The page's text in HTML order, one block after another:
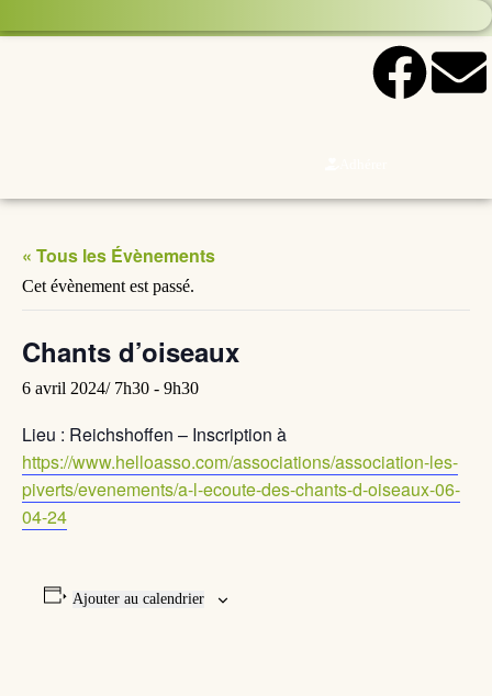
« Tous les Évènements
Cet évènement est passé.
Chants d’oiseaux
6 avril 2024/ 7h30 - 9h30
Lieu : Reichshoffen – Inscription à
https://www.helloasso.com/associations/association-les-
piverts/evenements/a-l-ecoute-des-chants-d-oiseaux-06-
04-24
Ajouter au calendrier